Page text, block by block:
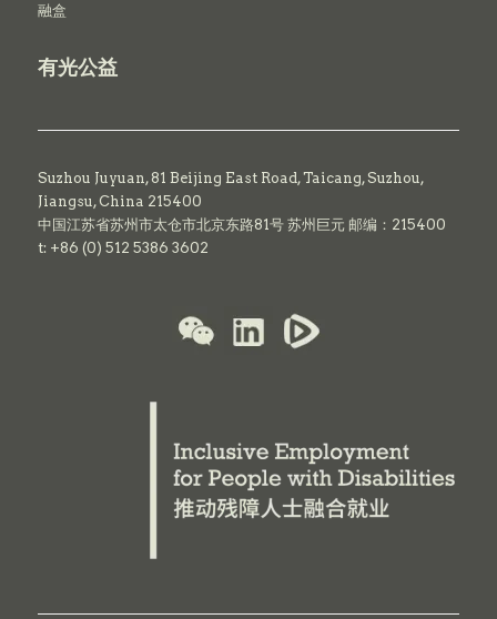
融盒
有光公益
Suzhou Juyuan, 81 Beijing East Road,Taicang,Suzhou,
Jiangsu, China 215400
中国江苏省苏州市太仓市北京东路81号 苏州巨元 邮编：215400
t: +86 (0) 512 5386 3602